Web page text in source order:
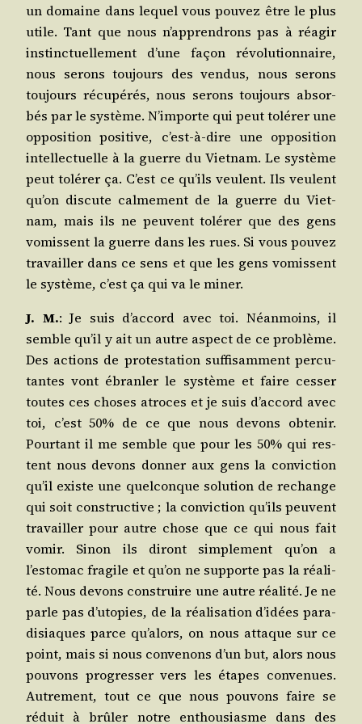
un domaine dans lequel vous pou­vez être le plus
utile. Tant que nous n’apprendrons pas à réagir
ins­tinc­tuel­le­ment d’une façon révo­lu­tion­naire,
nous serons tou­jours des ven­dus, nous serons
tou­jours récu­pé­rés, nous serons tou­jours absor­
bés par le sys­tème. N’importe qui peut tolé­rer une
oppo­si­tion posi­tive, c’est‑à‑dire une oppo­si­tion
intel­lec­tuelle à la guerre du Viet­nam. Le sys­tème
peut tolé­rer ça. C’est ce qu’ils veulent. Ils veulent
qu’on dis­cute cal­me­ment de la guerre du Viet­
nam, mais ils ne peuvent tolé­rer que des gens
vomissent la guerre dans les rues. Si vous pou­vez
tra­vailler dans ce sens et que les gens vomissent
le sys­tème, c’est ça qui va le miner.
J. M.: Je suis d’accord avec toi. Néan­moins, il
semble qu’il y ait un autre aspect de ce pro­blème.
Des actions de pro­tes­ta­tion suf­fi­sam­ment per­cu­
tantes vont ébran­ler le sys­tème et faire ces­ser
toutes ces choses atroces et je suis d’accord avec
toi, c’est 50% de ce que nous devons obte­nir.
Pour­tant il me semble que pour les 50% qui res­
tent nous devons don­ner aux gens la convic­tion
qu’il existe une quel­conque solu­tion de rechange
qui soit construc­tive ; la convic­tion qu’ils peuvent
tra­vailler pour autre chose que ce qui nous fait
vomir. Sinon ils diront sim­ple­ment qu’on a
l’estomac fra­gile et qu’on ne sup­porte pas la réa­li­
té. Nous devons construire une autre réa­li­té. Je ne
parle pas d’utopies, de la réa­li­sa­tion d’idées para­
di­siaques parce qu’alors, on nous attaque sur ce
point, mais si nous conve­nons d’un but, alors nous
pou­vons pro­gres­ser vers les étapes conve­nues.
Autre­ment, tout ce que nous pou­vons faire se
réduit à brû­ler notre enthou­siasme dans des